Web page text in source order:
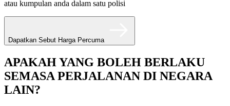
atau kumpulan anda dalam satu polisi
Dapatkan Sebut Harga Percuma
APAKAH YANG BOLEH BERLAKU
SEMASA PERJALANAN DI NEGARA
LAIN?